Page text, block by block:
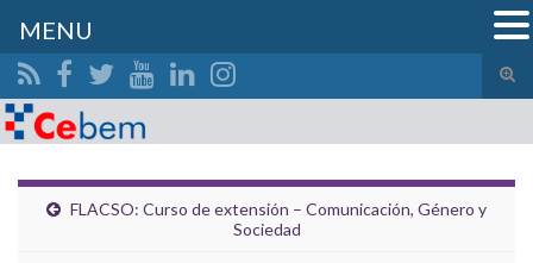
el
Search for:
FLACSO: Curso de extensión – Comunicación, Género y
Sociedad
MENU